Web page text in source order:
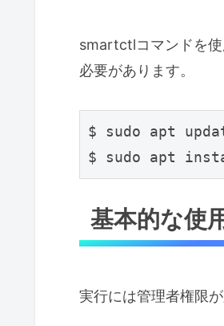
smartctlコマンドを
必要があります。
$ sudo apt
基本的な使
実行には管理者権限